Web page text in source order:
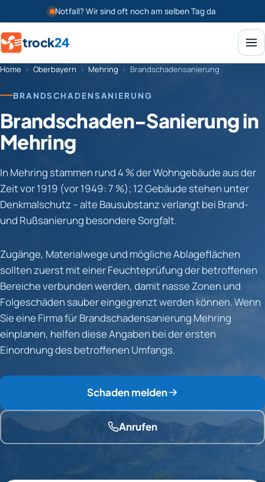
Notfall? Wir sind oft noch am selben Tag da
trock24
Home › Oberbayern › Mehring › Brandschadensanierung
BRANDSCHADENSANIERUNG
Brandschaden-Sanierung in
Mehring
In Mehring stammen rund 4 % der Wohngebäude aus der
Zeit vor 1919 (vor 1949: 7 %); 12 Gebäude stehen unter
Denkmalschutz – alte Bausubstanz verlangt bei Brand-
und Rußsanierung besondere Sorgfalt.
Zugänge, Materialwege und mögliche Ablageflächen
sollten zuerst mit einer Feuchteprüfung der betroffenen
Bereiche verbunden werden, damit nasse Zonen und
Folgeschäden sauber eingegrenzt werden können. Wenn
Sie eine Firma für Brandschadensanierung Mehring
einplanen, helfen diese Angaben bei der ersten
Einordnung des betroffenen Umfangs.
Schaden melden
Anrufen